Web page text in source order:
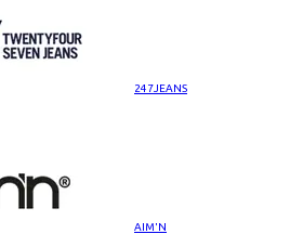
247JEANS
AIM'N